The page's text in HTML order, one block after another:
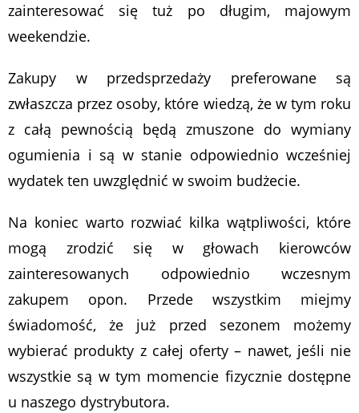
zainteresować się tuż po długim, majowym
weekendzie.
Zakupy w przedsprzedaży preferowane są
zwłaszcza przez osoby, które wiedzą, że w tym roku
z całą pewnością będą zmuszone do wymiany
ogumienia i są w stanie odpowiednio wcześniej
wydatek ten uwzględnić w swoim budżecie.
Na koniec warto rozwiać kilka wątpliwości, które
mogą zrodzić się w głowach kierowców
zainteresowanych odpowiednio wczesnym
zakupem opon. Przede wszystkim miejmy
świadomość, że już przed sezonem możemy
wybierać produkty z całej oferty – nawet, jeśli nie
wszystkie są w tym momencie fizycznie dostępne
u naszego dystrybutora.